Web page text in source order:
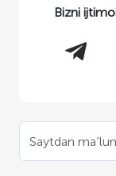
Bizni